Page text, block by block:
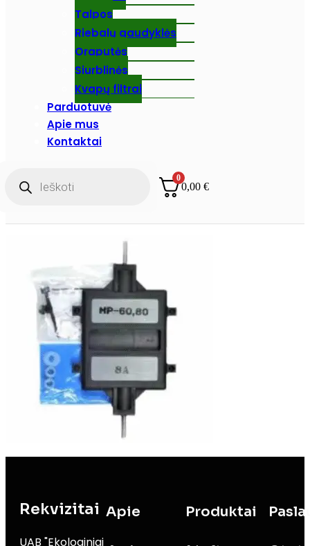
Talpos
Riebalų gaudyklės
Oraputės
Siurblinės
Kvapų filtrai
Parduotuvė
Apie mus
Kontaktai
search
0
0,00€
Rekvizitai
UAB "Ekologiniai
Apie Produktai